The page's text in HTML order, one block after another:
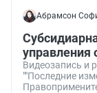
Абрамсон
управления
Видеозапись и
""Последние